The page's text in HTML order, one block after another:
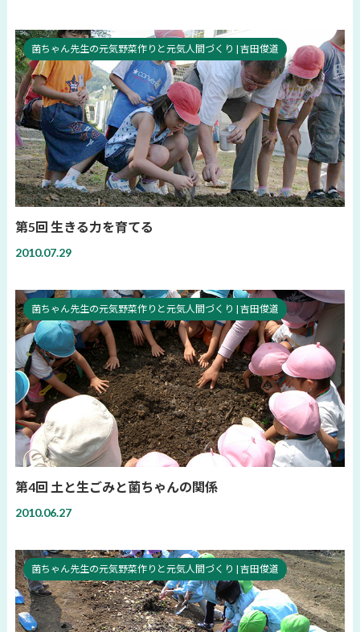
菌ちゃん先生の元気野菜作りと元気人間づくり | 吉田俊道
第5回 生きる力を育てる
2010.07.29
菌ちゃん先生の元気野菜作りと元気人間づくり | 吉田俊道
第4回 土と生ごみと菌ちゃんの関係
2010.06.27
菌ちゃん先生の元気野菜作りと元気人間づくり | 吉田俊道